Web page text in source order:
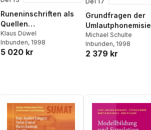
Runeninschriften als
Quellen
interdisziplinärer
Forschung
Klaus Düwel
Inbunden, 1998
5 020 kr
Grundfragen der
g
Michael Schulte
Inbunden, 1998
2 379 kr